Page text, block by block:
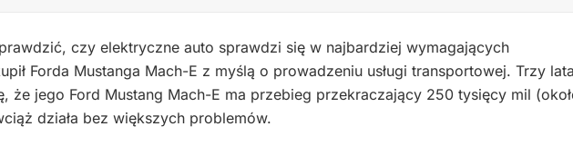
czy elektryczne auto sprawdzi się w najbardziej wymagających
Forda Mustanga Mach-E z myślą o prowadzeniu usługi transportowej. Trzy lata
że jego Ford Mustang Mach-E ma przebieg przekraczający 250 tysięcy mil
działa bez większych problemów.